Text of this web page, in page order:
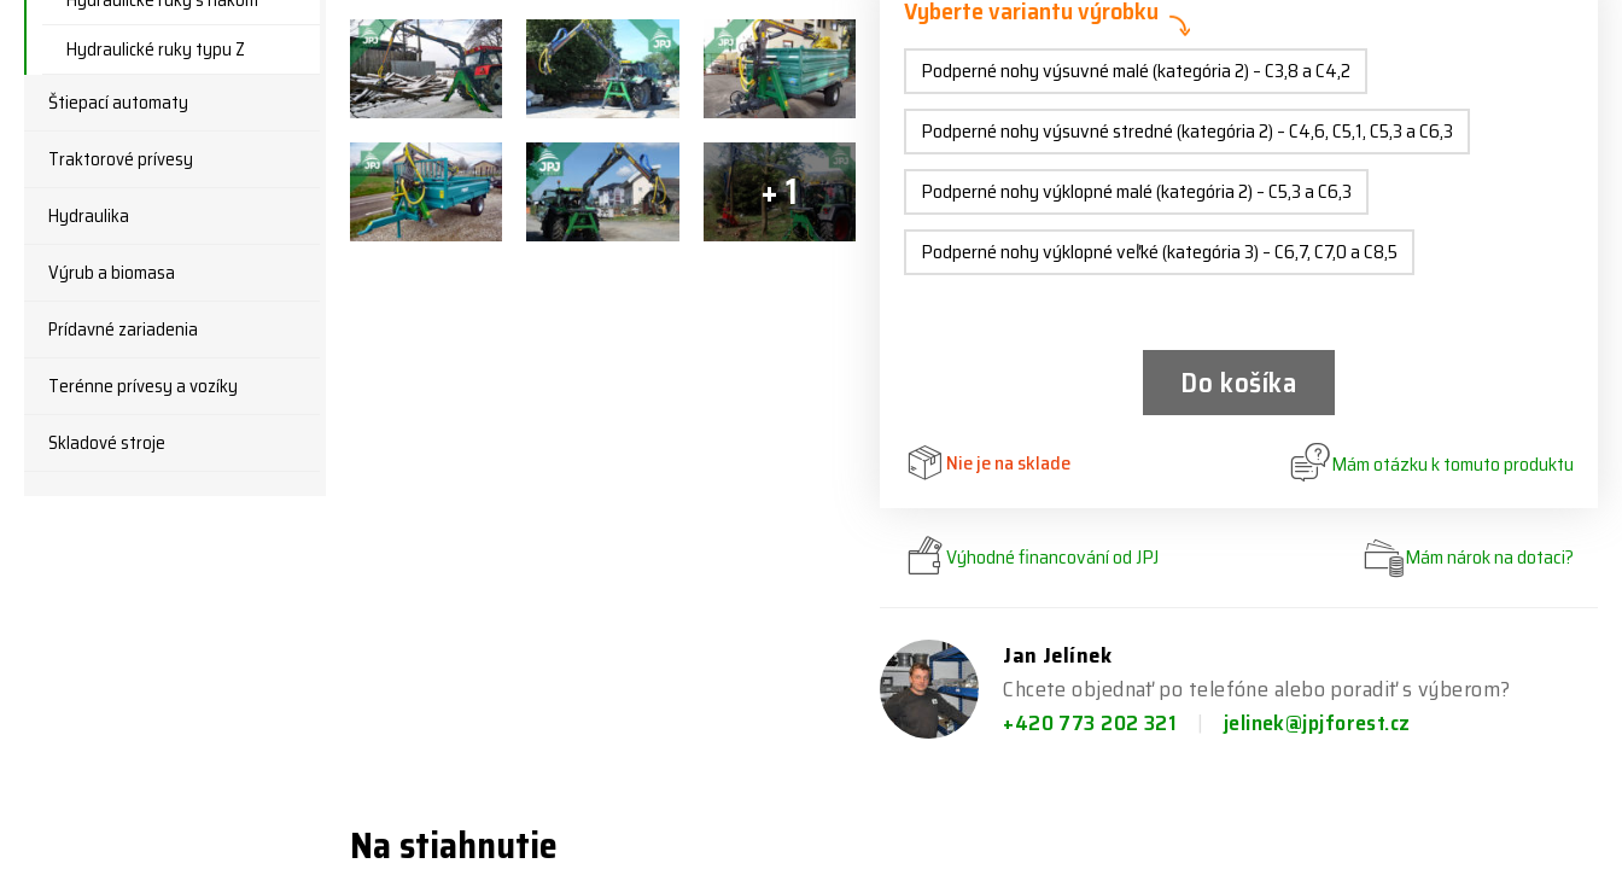
Hydraulické ruky typu Z
Štiepací automaty
Traktorové prívesy
Hydraulika
Výrub a biomasa
Prídavné zariadenia
Terénne prívesy a vozíky
Skladové stroje
+ 1
Vyberte variantu výrobku
Podperné nohy výsuvné malé (kategória 2) – C3,8 a C4,2
Podperné nohy výsuvné stredné (kategória 2) – C4,6, C5,1, C5,3 a C6,3
Podperné nohy výklopné malé (kategória 2) – C5,3 a C6,3
Podperné nohy výklopné veľké (kategória 3) – C6,7, C7,0 a C8,5
Do košíka
Nie je na sklade Mám otázku k tomuto produktu
Výhodné financování od JPJ Mám nárok na dotaci?
Jan Jelínek
Chcete objednať po telefóne alebo poradiť s výberom?
+420 773 202 321
jelinek@jpjforest.cz
Na stiahnutie